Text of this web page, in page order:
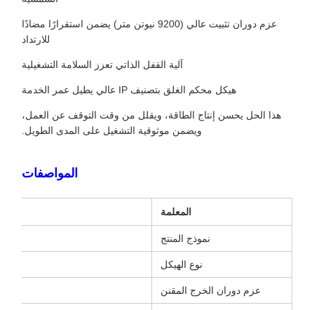
عزم دوران تثبيت عالي (9200 نيوتن متر) يضمن استقرارًا مضادًا
للارتداد
آلية القفل الذاتي تعزز السلامة التشغيلية
هيكل محكم الغلق بتصنيف IP عالي يطيل عمر الخدمة
هذا الحل يحسن إنتاج الطاقة، ويقلل من وقت التوقف عن العمل،
ويضمن موثوقية التشغيل على المدى الطويل.
المواصفات
المعلمة
نموذج المنتج
نوع الهيكل
عزم دوران الخرج المقنن